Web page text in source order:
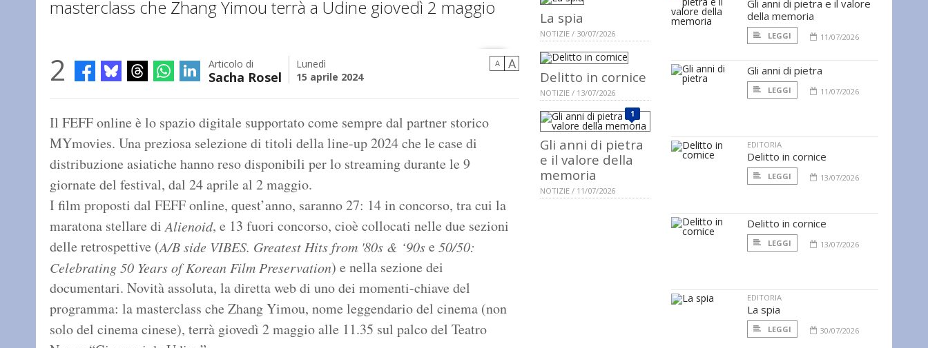
masterclass che Zhang Yimou terrà a Udine giovedì 2 maggio
2 Articolo di
Sacha Rosel
Lunedì
15 aprile 2024
A A
Il FEFF online è lo spazio digitale supportato come sempre dal partner storico
MYmovies. Una preziosa selezione di titoli della line-up 2024 che le case di
distribuzione asiatiche hanno reso disponibili per lo streaming durante le 9
giornate del festival, dal 24 aprile al 2 maggio.
I film proposti dal FEFF online, quest’anno, saranno 27: 14 in concorso, tra cui la
maratona stellare di Alienoid, e 13 fuori concorso, cioè collocati nelle due sezioni
delle retrospettive (A/B side VIBES. Greatest Hits from '80s & ‘90se 50/50:
Celebrating 50 Years of Korean Film Preservation) e nella sezione dei
documentari. Novità assoluta, la diretta web di uno dei momenti-chiave del
programma: la masterclass che Zhang Yimou, nome leggendario del cinema (non
solo del cinema cinese), terrà giovedì 2 maggio alle 11.35 sul palco del Teatro
La spia
NOTIZIE / 30/07/2026
Delitto in cornice
NOTIZIE / 13/07/2026
1
Gli anni di pietra
e il valore della
memoria
NOTIZIE / 11/07/2026
Gli anni di pietra e il valore
della memoria
LEGGI 11/07/2026
Gli anni di pietra
LEGGI 11/07/2026
EDITORIA
Delitto in cornice
LEGGI 13/07/2026
Delitto in cornice
LEGGI 13/07/2026
EDITORIA
La spia
LEGGI 30/07/2026